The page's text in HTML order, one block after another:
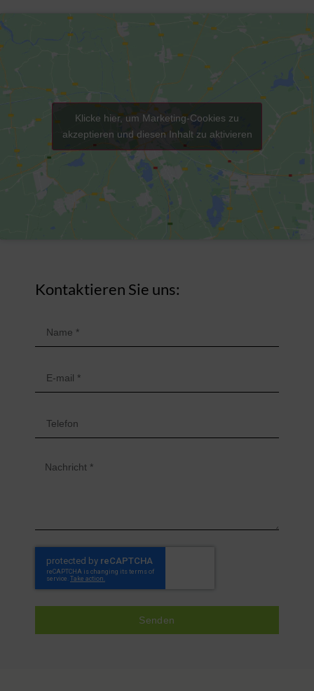
Klicke hier, um Marketing-Cookies zu
akzeptieren und diesen Inhalt zu aktivieren
Kontaktieren Sie uns:
Senden